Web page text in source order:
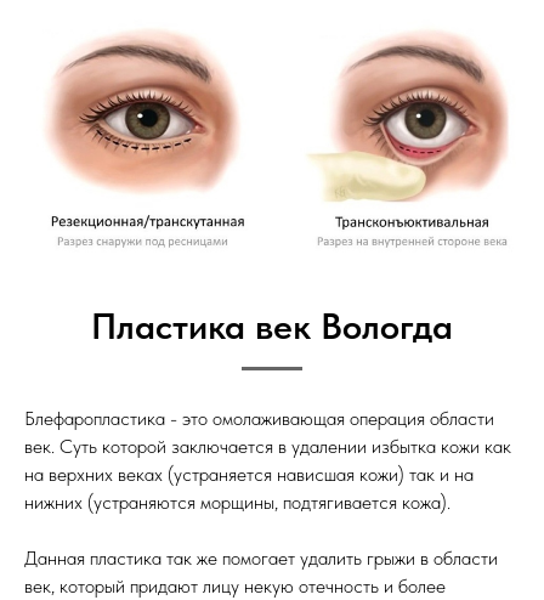
Пластика век Вологда
Блефаропластика - это омолаживающая операция области
век. Суть которой заключается в удалении избытка кожи как
на верхних веках (устраняется нависшая кожи) так и на
нижних (устраняются морщины, подтягивается кожа).
Данная пластика так же помогает удалить грыжи в области
век, который придают лицу некую отечность и более